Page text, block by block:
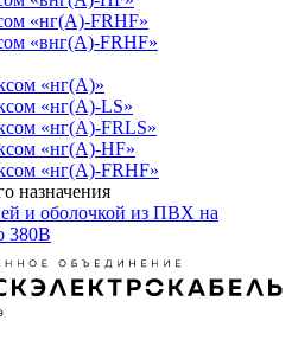
«нг(А)-FRHF»
«внг(А)-FRHF»
«нг(А)»
«нг(А)-LS»
«нг(А)-FRLS»
«нг(А)-HF»
«нг(А)-FRHF»
назначения
и оболочкой из ПВХ на
380В